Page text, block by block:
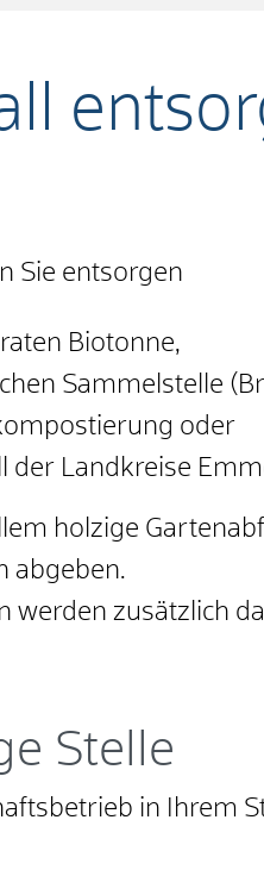
Sie entsorgen
Biotonne,
Sammelstelle
oder
der Landkreise
holzige
abgeben.
werden zusätzlich
Stelle
in Ihrem